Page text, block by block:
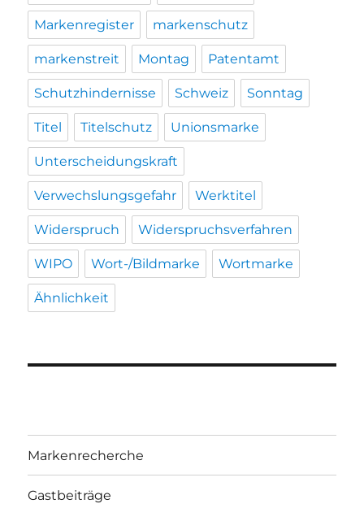
Markenregister markenschutz
markenstreit Montag Patentamt
Schutzhindernisse Schweiz Sonntag
Titel Titelschutz Unionsmarke
Unterscheidungskraft
Verwechslungsgefahr Werktitel
Widerspruch Widerspruchsverfahren
WIPO Wort-/Bildmarke Wortmarke
Ähnlichkeit
Markenrecherche
Gastbeiträge